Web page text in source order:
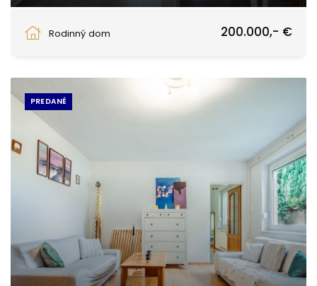
Rodinný dom
200.000,- €
PREDANÉ